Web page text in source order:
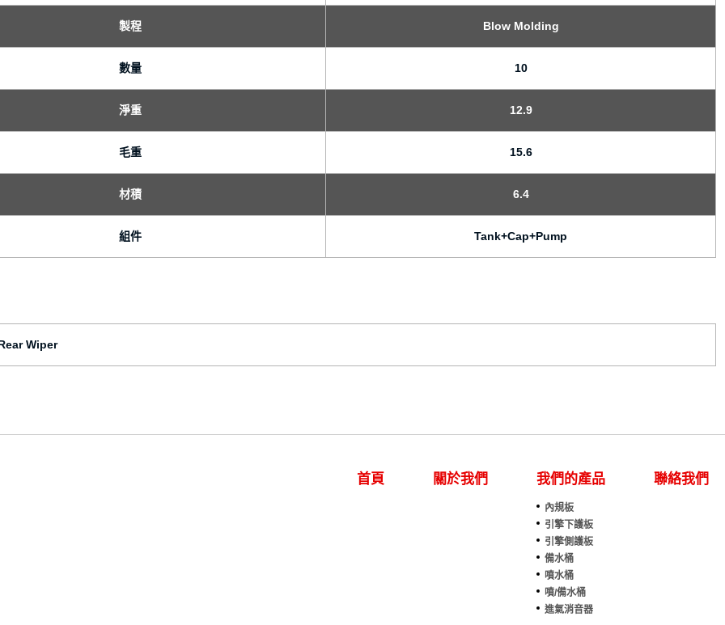
製程 Blow Molding
數量 10
淨重 12.9
毛重 15.6
材積 6.4
組件 Tank+Cap+Pump
Wiper
首頁 關於我們 我們的產品
內規板
引擎下護板
引擎側護板
備水桶
噴水桶
噴/備水桶
進氣消音器
聯絡我們